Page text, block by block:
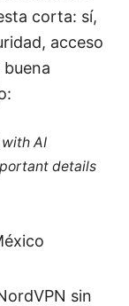
corta: sí,
acceso
AI
details
sin